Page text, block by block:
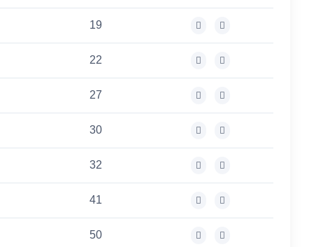
19
22
27
30
32
41
50